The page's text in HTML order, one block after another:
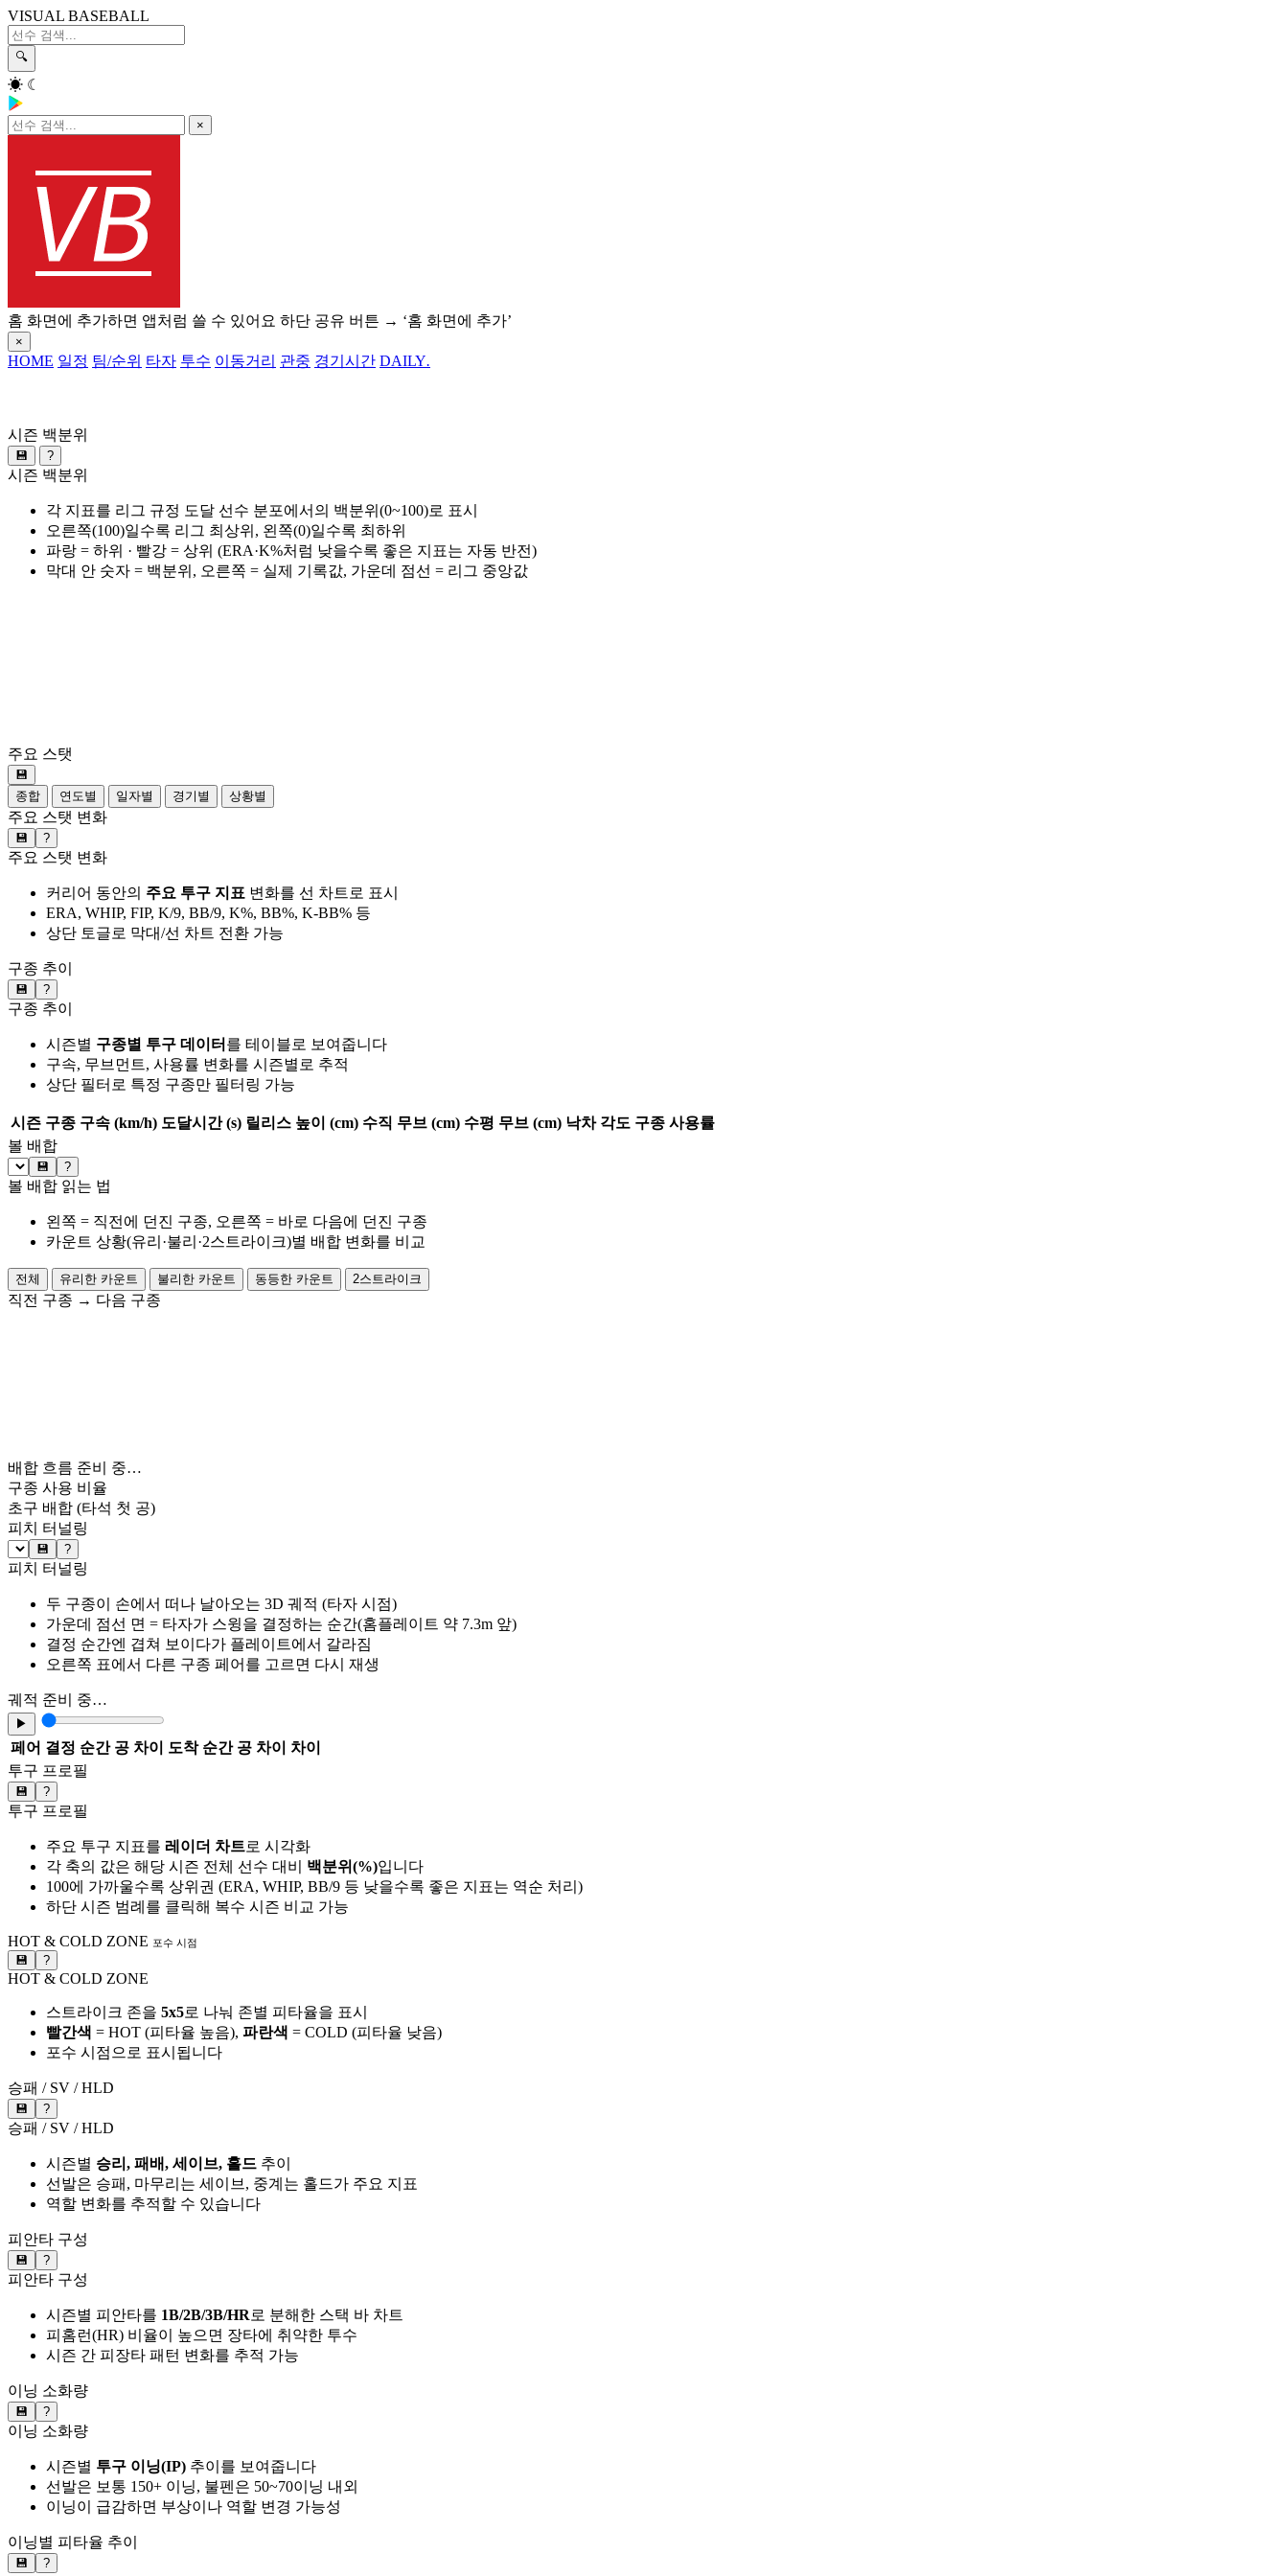
VISUAL BASEBALL
🔍
☀ ☾
×
홈 화면에 추가하면 앱처럼 쓸 수 있어요 하단 공유 버튼 → ‘홈 화면에 추가’
×
HOME 일정 팀/순위 타자 투수 이동거리 관중 경기시간 DAILY.
시즌 백분위
💾 ?
시즌 백분위
각 지표를 리그 규정 도달 선수 분포에서의 백분위(0~100)로 표시
오른쪽(100)일수록 리그 최상위, 왼쪽(0)일수록 최하위
파랑 = 하위 · 빨강 = 상위 (ERA·K%처럼 낮을수록 좋은 지표는 자동 반전)
막대 안 숫자 = 백분위, 오른쪽 = 실제 기록값, 가운데 점선 = 리그 중앙값
주요 스탯
💾
종합
연도별 일자별 경기별 상황별
주요 스탯 변화
💾 ?
주요 스탯 변화
커리어 동안의 주요 투구 지표 변화를 선 차트로 표시
ERA, WHIP, FIP, K/9, BB/9, K%, BB%, K-BB% 등
상단 토글로 막대/선 차트 전환 가능
구종 추이
💾 ?
구종 추이
시즌별 구종별 투구 데이터 를 테이블로 보여줍니다
구속, 무브먼트, 사용률 변화를 시즌별로 추적
상단 필터로 특정 구종만 필터링 가능
시즌 구종 구속 (km/h) 도달시간 (s) 릴리스 높이 (cm) 수직 무브 (cm) 수평 무브 (cm) 낙차 각도 구종 사용률
볼 배합
💾 ?
볼 배합 읽는 법
왼쪽 = 직전에 던진 구종, 오른쪽 = 바로 다음에 던진 구종
카운트 상황(유리·불리·2스트라이크)별 배합 변화를 비교
전체 유리한 카운트 불리한 카운트 동등한 카운트 2스트라이크
직전 구종 → 다음 구종
배합 흐름 준비 중…
구종 사용 비율
초구 배합 (타석 첫 공)
피치 터널링
💾 ?
피치 터널링
두 구종이 손에서 떠나 날아오는 3D 궤적 (타자 시점)
가운데 점선 면 = 타자가 스윙을 결정하는 순간(홈플레이트 약 7.3m 앞)
결정 순간엔 겹쳐 보이다가 플레이트에서 갈라짐
오른쪽 표에서 다른 구종 페어를 고르면 다시 재생
궤적 준비 중…
▶
페어 결정 순간 공 차이 도착 순간 공 차이
차이
투구 프로필
💾 ?
투구 프로필
주요 투구 지표를 레이더 차트로 시각화
각 축의 값은 해당 시즌 전체 선수 대비 백분위(%)입니다
100에 가까울수록 상위권 (ERA, WHIP, BB/9 등 낮을수록 좋은 지표는 역순 처리)
하단 시즌 범례를 클릭해 복수 시즌 비교 가능
HOT & COLD ZONE 포수 시점
💾 ?
HOT & COLD ZONE
스트라이크 존을 5x5로 나눠 존별 피타율을 표시
빨간색 = HOT (피타율 높음), 파란색 = COLD (피타율 낮음)
포수 시점으로 표시됩니다
승패 / SV / HLD
💾 ?
승패 / SV / HLD
시즌별 승리, 패배, 세이브, 홀드 추이
선발은 승패, 마무리는 세이브, 중계는 홀드가 주요 지표
역할 변화를 추적할 수 있습니다
피안타 구성
💾 ?
피안타 구성
시즌별 피안타를 1B/2B/3B/HR로 분해한 스택 바 차트
피홈런(HR) 비율이 높으면 장타에 취약한 투수
시즌 간 피장타 패턴 변화를 추적 가능
이닝 소화량
💾 ?
이닝 소화량
시즌별 투구 이닝(IP) 추이를 보여줍니다
선발은 보통 150+ 이닝, 불펜은 50~70이닝 내외
이닝이 급감하면 부상이나 역할 변경 가능성
이닝별 피타율 추이
💾 ?